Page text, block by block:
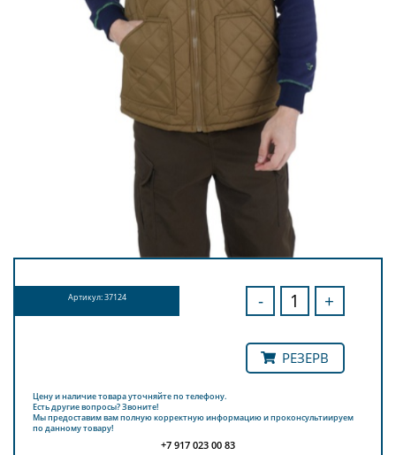
Артикул: 37124 - +
РЕЗЕРВ
Цену и наличие товара уточняйте по телефону.
Есть другие вопросы? Звоните!
Мы предоставим вам полную корректную информацию и проконсультиируем
по данному товару!
+7 917 023 00 83